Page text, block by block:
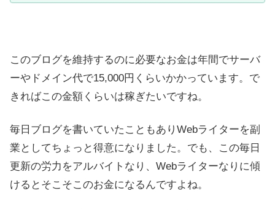
このブログを維持するのに必要なお金は年間でサーバ
ーやドメイン代で15,000円くらいかかっています。で
きればこの金額くらいは稼ぎたいですね。
毎日ブログを書いていたこともありWebライターを副
業としてちょっと得意になりました。でも、この毎日
更新の労力をアルバイトなり、Webライターなりに傾
けるとそこそこのお金になるんですよね。